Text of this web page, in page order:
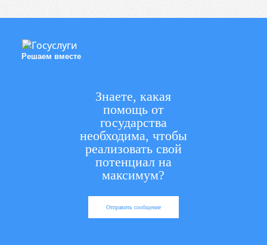
Решаем вместе
Знаете, какая
помощь от
государства
необходима, чтобы
реализовать свой
потенциал на
максимум?
Отправить сообщение